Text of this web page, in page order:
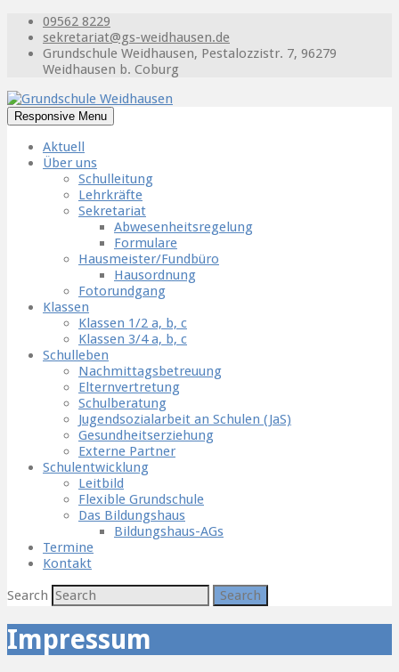
09562 8229
sekretariat@gs-weidhausen.de
Grundschule Weidhausen, Pestalozzistr. 7, 96279
Weidhausen b. Coburg
Responsive Menu
Aktuell
Über uns
Schulleitung
Lehrkräfte
Sekretariat
Abwesenheitsregelung
Formulare
Hausmeister/Fundbüro
Hausordnung
Fotorundgang
Klassen
Klassen 1/2 a, b, c
Klassen 3/4 a, b, c
Schulleben
Nachmittagsbetreuung
Elternvertretung
Schulberatung
Jugendsozialarbeit an Schulen (JaS)
Gesundheitserziehung
Externe Partner
Schulentwicklung
Leitbild
Flexible Grundschule
Das Bildungshaus
Bildungshaus-AGs
Termine
Kontakt
Search
Impressum